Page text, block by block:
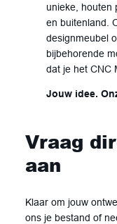
unieke, houten
en buitenland.
designmeubel
bijbehorende
dat je het CNC
Jouw idee.
Vraag
aan
Klaar om jouw
ons je bestand of